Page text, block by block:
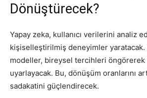
Dönüştürecek?
Yapay zeka, kullanıcı verilerini analiz
kişiselleştirilmiş deneyimler yaratacak.
modeller, bireysel tercihleri
uyarlayacak. Bu, dönüşüm oranlarını
sadakatini güçlendirecek.